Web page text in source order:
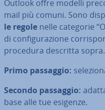
Outlook offre modelli
mail più comuni. Sono
le regole nelle categorie
di con­fi­gu­ra­zio­ne
procedura descritta sopra.
Primo passaggio:
Secondo passaggio:
base alle tue esigenze.